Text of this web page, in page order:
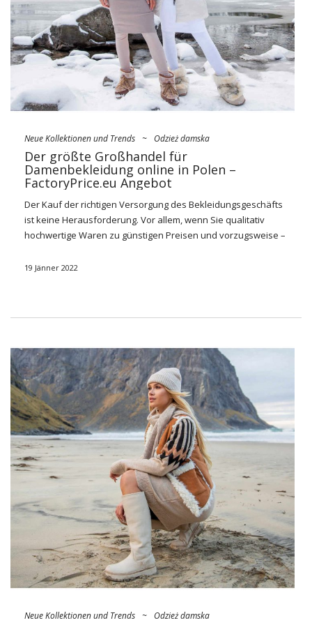
Schnitten zu …
Neue Kollektionen und Trends ~ Odzież damska
Der größte Großhandel für
Damenbekleidung online in Polen –
FactoryPrice.eu Angebot
Der Kauf der richtigen Versorgung des Bekleidungsgeschäfts
ist keine Herausforderung. Vor allem, wenn Sie qualitativ
hochwertige Waren zu günstigen Preisen und vorzugsweise –
man dann am besten modische Kleidung?
Sie unserAngebot!
Der größte Großhandel für
Damenbekleidung – Mode zu einem
guten Preis
In einer Zeit, in der es auf dem Online-Markt eine Reihe von
Bekleidungsmarken gibt, ist es schwierig, eine zu finden, die
es wert ist, treu zu sein. Eine hervorragende Lösung für eine
19 Jänner 2022
Neue Kollektionen und Trends ~ Odzież damska